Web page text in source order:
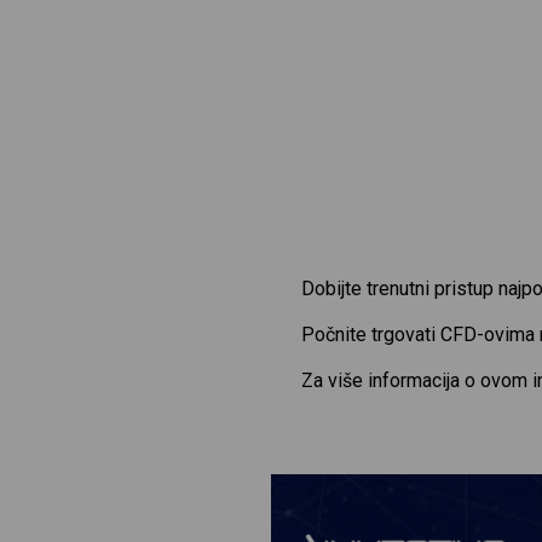
Dobijte trenutni pristup
Počnite trgovati CFD-ovima
Za više informacija o ovom